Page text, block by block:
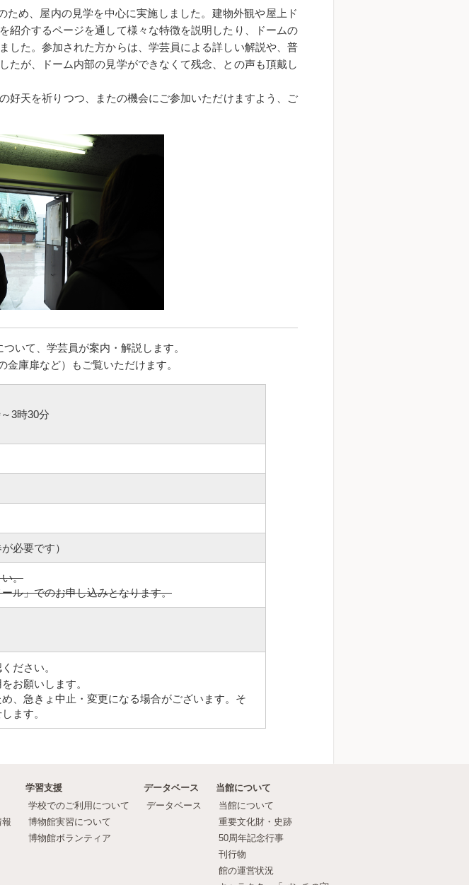
め、屋内の見学を中心に実施しました。建物外観や屋上ド
紹介するページを通して様々な特徴を説明したり、ドームの
した。参加された方からは、学芸員による詳しい解説や、普
が、ドーム内部の見学ができなくて残念、との声も頂戴し
好天を祈りつつ、またの機会にご参加いただけますよう、ご
いて、学芸員が案内・解説します。
庫扉など）もご覧いただけます。
3時30分
必要です）
。
ル」でのお申し込みとなります。
ださい。
お願いします。
、急きょ中止・変更になる場合がございます。そ
ます。
学習支援
学校でのご利用について
博物館実習について
博物館ボランティア
データベース
データベース
当館について
当館について
重要文化財・史跡
50周年記念行事
刊行物
館の運営状況